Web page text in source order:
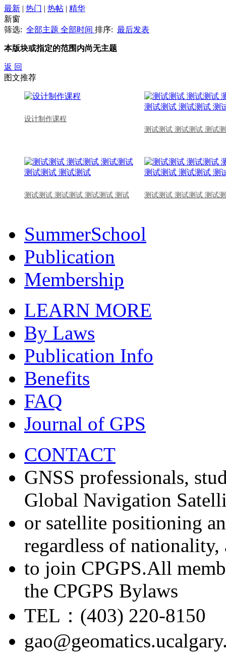
最新 | 热门 | 热帖 | 精华
新窗
筛选: 全部主题 全部时间 排序: 最后发表
本版块或指定的范围内尚无主题
返 回
图文推荐
设计制作课程
测试测试 测试测试 测试
测试测试 测试测试 测试测试 测试 测试测试 测试测试 测试
SummerSchool
Publication
Membership
LEARN MORE
By Laws
Publication Info
Benefits
FAQ
Journal of GPS
CONTACT
GNSS professionals,
Global Navigation
or satellite positioning
regardless of nationality,
to join CPGPS.All
the CPGPS Bylaws
TEL：(403) 220-8150